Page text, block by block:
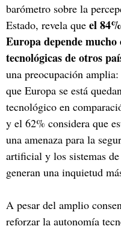
barómetro sobre la
Estado, revela que el
Europa depende mucho
tecnológicas de otros
una preocupación
que Europa se está
tecnológico en
y el 62% considera que
una amenaza para la
artificial y los sistemas
generan una inquietud
A pesar del amplio
reforzar la autonomía